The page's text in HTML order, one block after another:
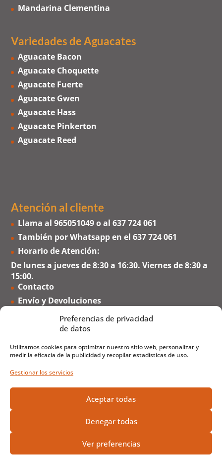
Preferencias de privacidad
de datos
Utilizamos cookies para optimizar nuestro sitio web, personalizar y
medir la eficacia de la publicidad y recopilar estadísticas de uso.
Gestionar los servicios
Aceptar todas
Denegar todas
Ver preferencias
Mandarina Clementina
Variedades de Aguacates
Aguacate Bacon
Aguacate Choquette
Aguacate Fuerte
Aguacate Gwen
Aguacate Hass
Aguacate Pinkerton
Aguacate Reed
Atención al cliente
Llama al965051049o al637 724 061
También por Whatsapp en el637 724 061
Horario de Atención:
De lunes a jueves de 8:30 a 16:30. Viernes de 8:30 a
15:00.
Contacto
Envío y Devoluciones
Formas de Pago
Preguntas Frecuentes